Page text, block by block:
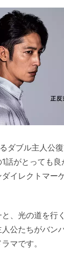
ダブル主人公
話がとっても
イレクトマー
、光の道を行
公たちがバン
マです。